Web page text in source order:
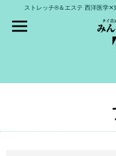
ストレッチ®＆エステ 西洋医学✕